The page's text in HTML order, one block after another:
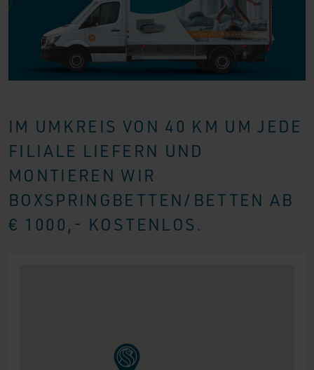
IM UMKREIS VON 40 KM UM JEDE
FILIALE LIEFERN UND
MONTIEREN WIR
BOXSPRINGBETTEN/BETTEN AB
€ 1000,- KOSTENLOS.